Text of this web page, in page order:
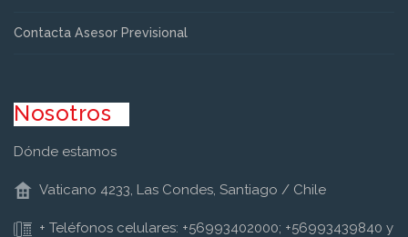
Contacta Asesor Previsional
Nosotros
Dónde estamos
Vaticano 4233, Las Condes, Santiago / Chile
+ Teléfonos celulares: +56993402000; +56993439840 y